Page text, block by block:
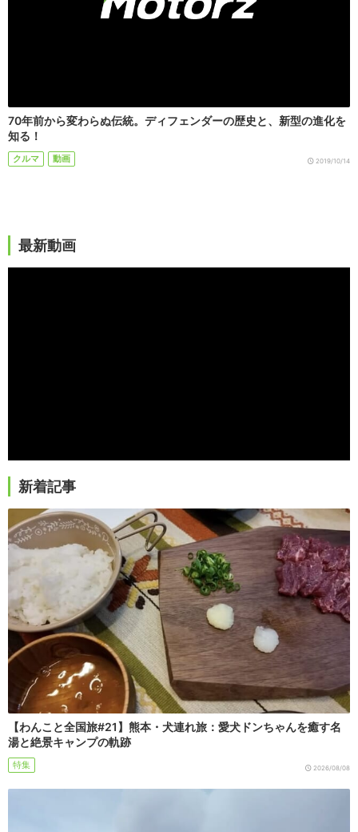
70年前から変わらぬ伝統。ディフェンダーの歴史と、新型の進化を
知る！
クルマ 動画 2019/10/14
最新動画
新着記事
【わんこと全国旅#21】熊本・犬連れ旅：愛犬ドンちゃんを癒す名
湯と絶景キャンプの軌跡
特集 2026/08/08